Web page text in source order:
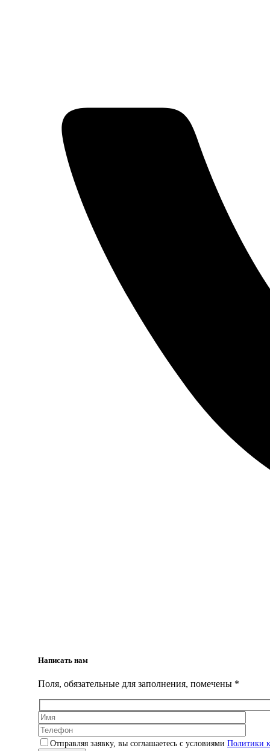
Написать нам
Поля, обязательные для заполнения, помечены *
Отправляя заявку, вы соглашаетесь с условиями Политики